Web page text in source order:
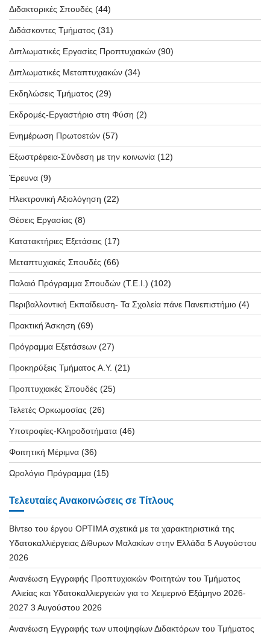
Διδακτορικές Σπουδές (44)
Διδάσκοντες Τμήματος (31)
Διπλωματικές Εργασίες Προπτυχιακών (90)
Διπλωματικές Μεταπτυχιακών (34)
Εκδηλώσεις Τμήματος (29)
Εκδρομές-Εργαστήριο στη Φύση (2)
Ενημέρωση Πρωτοετών (57)
Εξωστρέφεια-Σύνδεση με την κοινωνία (12)
Έρευνα (9)
Ηλεκτρονική Αξιολόγηση (22)
Θέσεις Εργασίας (8)
Κατατακτήριες Εξετάσεις (17)
Μεταπτυχιακές Σπουδές (66)
Παλαιό Πρόγραμμα Σπουδών (T.E.I.) (102)
Περιβαλλοντική Εκπαίδευση- Τα Σχολεία πάνε Πανεπιστήμιο (4)
Πρακτική Άσκηση (69)
Πρόγραμμα Εξετάσεων (27)
Προκηρύξεις Τμήματος Α.Υ. (21)
Προπτυχιακές Σπουδές (25)
Τελετές Ορκωμοσίας (26)
Υποτροφίες-Κληροδοτήματα (46)
Φοιτητική Μέριμνα (36)
Ωρολόγιο Πρόγραμμα (15)
Τελευταίες Ανακοινώσεις σε Τίτλους
Βίντεο του έργου OPTIMA σχετικά με τα χαρακτηριστικά της
Υδατοκαλλιέργειας Δίθυρων Μαλακίων στην Ελλάδα 5 Αυγούστου
2026
Ανανέωση Εγγραφής Προπτυχιακών Φοιτητών του Τμήματος
Αλιείας και Υδατοκαλλιεργειών για το Χειμερινό Εξάμηνο 2026-
2027 3 Αυγούστου 2026
Ανανέωση Εγγραφής των υποψηφίων Διδακτόρων του Τμήματος